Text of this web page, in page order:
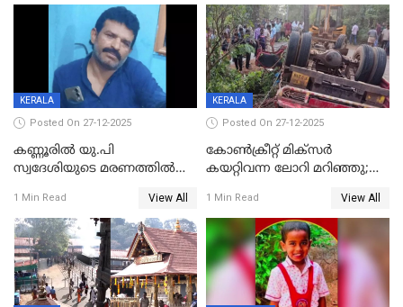
പത്തുപേരെ പുറത്താക്കി,
ചൊവ്വന്നൂരിലും നടപടി
KERALA
Posted On 27-12-2025
കണ്ണൂരിൽ യു.പി
സ്വദേശിയുടെ മരണത്തിൽ
കേസ്; തർക്കമുണ്ടായത്
ഫേഷ്യലിന് 300 രൂപ
ആവശ്യപ്പെട്ടതിനെച്ചൊല്ലി
1 Min Read View All
KERALA
Posted On 27-12-2025
കോണ്‍ക്രീറ്റ് മിക്‌സര്‍
കയറ്റിവന്ന ലോറി മറിഞ്ഞു;
അപകടം കണ്ണൂരിൽ
1 Min Read View All